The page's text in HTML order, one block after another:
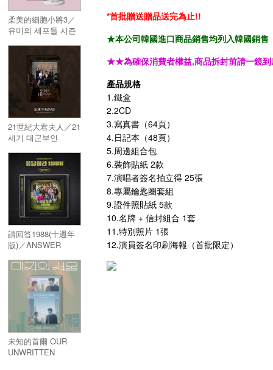
柔美的細胞小將3／
유미의 세포들 시즌
21世紀大君夫人／21
세기 대군부인
請回答1988(十週年
版)／ANSWER
(10TH
ANNIVERSARY)
未知的首爾 OUR
UNWRITTEN
*首批贈送贈品送完為止!!
★本公司韓國進口商品銷售均列入韓國銷
★★為確保消費者權益,商品拆封前請一鏡
產品規格
1.鐵盒
2.2CD
3.寫真書（64頁）
4.日記本（48頁）
5.周邊組合包
6.裝飾貼紙 2款
7.演唱者簽名拍立得 25張
8.專屬鑰匙圈套組
9.證件照貼紙 5款
10.名牌 + 信封組合 1套
11.特別照片 1張
12.演員簽名印刷海報（首批限定）